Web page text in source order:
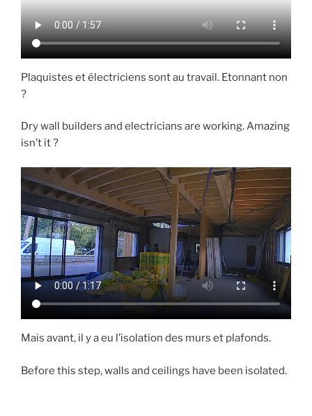
Plaquistes et électriciens sont au travail. Etonnant non
?
Dry wall builders and electricians are working. Amazing
isn’t it ?
Mais avant, il y a eu l’isolation des murs et plafonds.
Before this step, walls and ceilings have been isolated.